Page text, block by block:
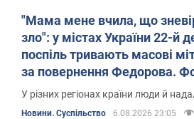
"Мама мене вчила, що
зло": у містах України 22-й
поспіль тривають масові
за повернення Федорова.
відео
У різних регіонах країни люди й
Новини. Суспільство 6.08.2026 23:05